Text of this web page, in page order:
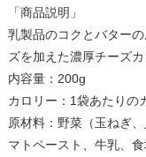
「商品説明」
乳製品のコクとバター
ズを加えた濃厚チーズカ
内容量：200g
カロリー：1袋あたりの
原材料：野菜（玉ねぎ
マトペースト、牛乳、